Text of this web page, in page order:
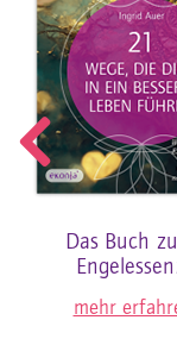
Das Buch
mehr